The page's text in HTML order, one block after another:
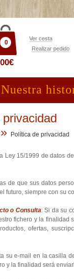
0
Ver cesta
Realizar pedido
Nuestra
» Política de privacidad
Ley 15/1999 de datos
de que sus datos
futuro, siempre con su
o Consulta: Si da su
fichero y la finalidad
ofertas,
su e-mail en la casilla
y la finalidad será